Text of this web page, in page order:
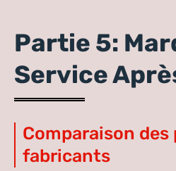
Partie 5:
Service
Comparaison
fabricants